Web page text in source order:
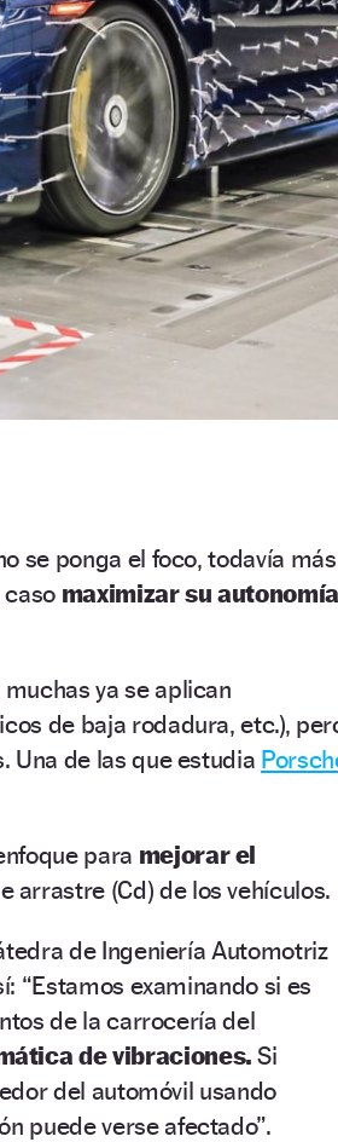
se ponga el foco, todavía
caso maximizar su autonomía
ya se aplican
de baja rodadura, etc.),
Una de las que estudia
para mejorar el
arrastre (Cd) de los vehículos.
de Ingeniería Automotriz
“Estamos examinando si es
de la carrocería del
de vibraciones.Si
del automóvil usando
puede verse afectado”.